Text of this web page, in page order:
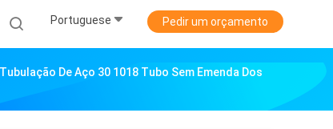
Portuguese Pedir um orçamento
De Aço 30 1018 Tubo Sem Emenda Dos